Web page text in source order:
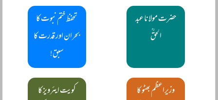
حضرت مولانا عبد
الحقؒ
تحفظ ختم نبوت کا
بحران اور قدرت کا
سبق!
وزیراعظم بھٹو کا
کویت ایئرویز کا